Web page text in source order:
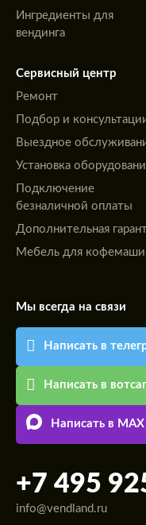
Ингредиенты для
вендинга
Сервисный центр
Ремонт
Подбор и
Выездное
Установка
Подключение
безналичной оплаты
Дополнительная
Мебель для
Мы всегда на связи
Написать в
Написать в
Написать в MAX
+7 495
info@vendland.ru